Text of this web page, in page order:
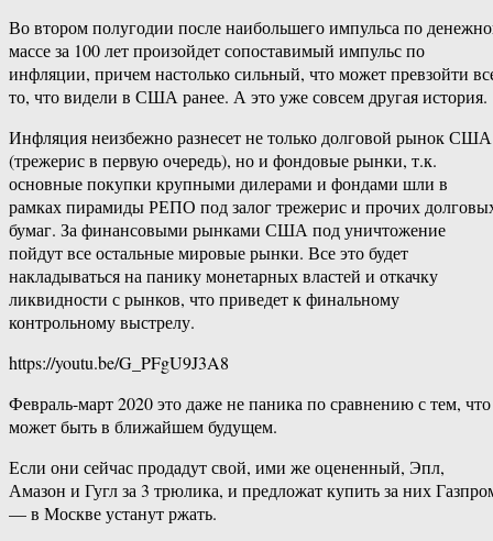
Во втором полугодии после наибольшего импульса по
массе за 100 лет произойдет сопоставимый импульс по
инфляции, причем настолько сильный, что может превзойти
то, что видели в США ранее. А это уже совсем другая история.
Инфляция неизбежно разнесет не только долговой рынок США
(трежерис в первую очередь), но и фондовые рынки, т.к.
основные покупки крупными дилерами и фондами шли в
рамках пирамиды РЕПО под залог трежерис и прочих
бумаг. За финансовыми рынками США под уничтожение
пойдут все остальные мировые рынки. Все это будет
накладываться на панику монетарных властей и откачку
ликвидности с рынков, что приведет к финальному
контрольному выстрелу.
https://youtu.be/G_PFgU9J3A8
Февраль-март 2020 это даже не паника по сравнению с тем, что
может быть в ближайшем будущем.
Если они сейчас продадут свой, ими же оцененный, Эпл,
Амазон и Гугл за 3 трюлика, и предложат купить за них
— в Москве устанут ржать.